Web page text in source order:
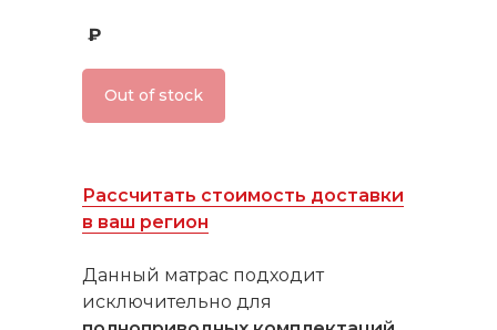
₽
Out of stock
Рассчитать стоимость доставки
в ваш регион
Данный матрас подходит
исключительно для